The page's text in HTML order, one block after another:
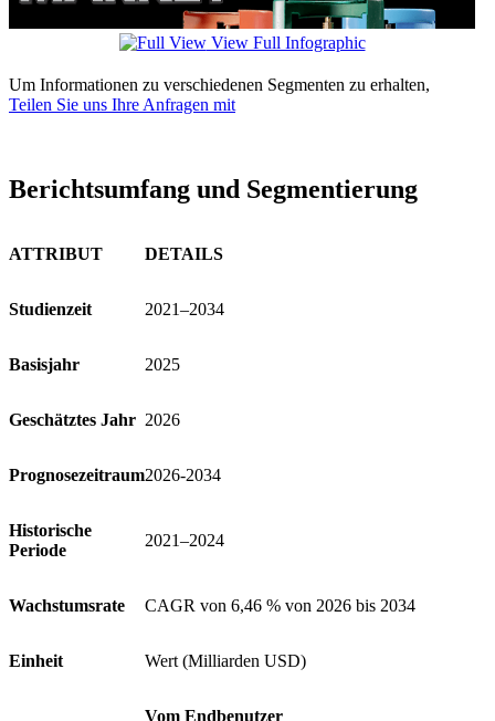
View Full Infographic
Um Informationen zu verschiedenen Segmenten zu erhalten,
Teilen Sie uns Ihre Anfragen mit
Berichtsumfang und Segmentierung
ATTRIBUT DETAILS
Studienzeit 2021–2034
Basisjahr 2025
Geschätztes Jahr 2026
Prognosezeitraum2026-2034
Historische
Periode
2021–2024
Wachstumsrate CAGR von 6,46 % von 2026 bis 2034
Einheit Wert (Milliarden USD)
Vom Endbenutzer